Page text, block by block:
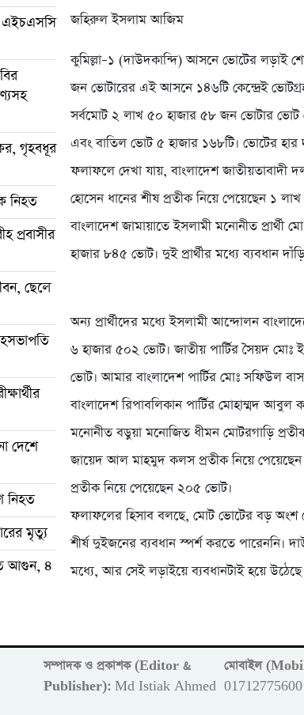
এইচএসসি
গৃহবধূর
নিহত
প্রবাসীর
ছেলে
দেশে
নিহত
মৃত্যু
আগুন, ৪
জহিরুল ইসলাম আজিম
কুমিল্লা–১ (দাউদকান্দি) আসনে ভোটের লড়াই
জন ভোটারের এই আসনে ১৪৬টি কেন্দ্রেই
সর্বমোট ২ লাখ ৫০ হাজার ৫৮ জন ভোটার
এবং বাতিল ভোট ৫ হাজার ১৬৮টি। ভোটের
ফলাফলে দেখা যায়, বাংলাদেশ জাতীয়তাবাদী
হোসেন ধানের শীষ প্রতীক নিয়ে পেয়েছেন ১
বাংলাদেশ জামায়াতে ইসলামী মনোনীত প্রার্থী
হাজার ৮৪৫ ভোট। দুই প্রার্থীর মধ্যে ব্যবধান
অন্য প্রার্থীদের মধ্যে ইসলামী আন্দোলন
৬ হাজার ৫০২ ভোট। জাতীয় পার্টির সৈয়দ মোঃ
ভোট। আমার বাংলাদেশ পার্টির মোঃ সফিউল
বাংলাদেশ রিপাবলিকান পার্টির মোহাম্মদ
মনোনীত বড়ুয়া মনোজিত ধীমন মোটরগাড়ি প্রতীক
জায়েদ আল মাহমুদ কলস প্রতীক নিয়ে পেয়েছেন
প্রতীক নিয়ে পেয়েছেন ২০৫ ভোট।
ফলাফলের হিসাব বলছে, মোট ভোটের বড় অংশ
শীর্ষ দুইজনের ব্যবধান স্পর্শ করতে পারেননি।
মধ্যে, আর সেই লড়াইয়ে ব্যবধানটাই হয়ে
সম্পাদক ও প্রকাশক (Editor &
Publisher): Md Istiak Ahmed
মোবাইল
01712775600